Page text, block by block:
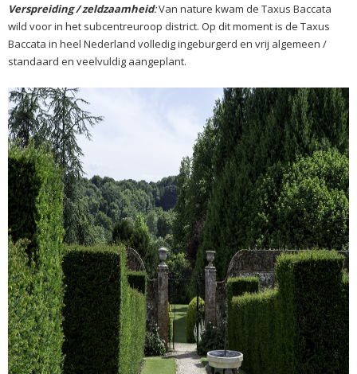
Verspreiding / zeldzaamheid:Van nature kwam de Taxus Baccata
wild voor in het subcentreuroop district. Op dit moment is de Taxus
Baccata in heel Nederland volledig ingeburgerd en vrij algemeen /
standaard en veelvuldig aangeplant.